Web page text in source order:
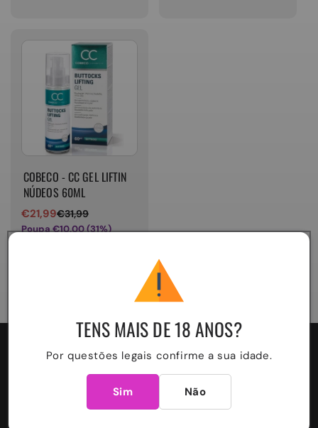
TENS MAIS DE 18 ANOS?
Por questões legais confirme a sua idade.
Sim Não
COBECO - CC GEL LIFTIN
NÚDEOS 60ML
Preço
de
€21,99
Preço
normal
€31,99
Poupa €10,00 (31%)
V
RA
*V
A
V